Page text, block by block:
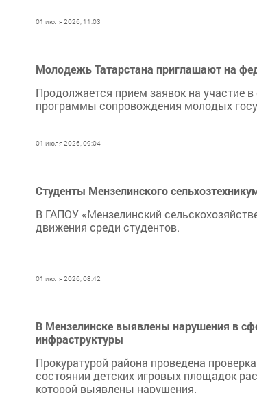
01 июля 2026, 11:03
Молодежь Татарстана приглашают на
Продолжается прием заявок на участие
программы сопровождения молодых
01 июля 2026, 09:04
Студенты Мензелинского
В ГАПОУ «Мензелинский
движения среди студентов.
01 июля 2026, 08:42
В Мензелинске выявлены нарушения в
инфраструктуры
Прокуратурой района проведена
состоянии детских игровых площадок
которой выявлены нарушения.